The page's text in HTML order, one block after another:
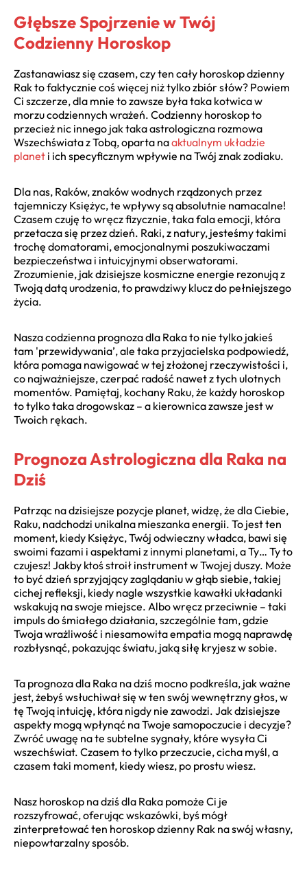
Głębsze Spojrzenie w Twój
Codzienny Horoskop
Zastanawiasz się czasem, czy ten cały horoskop dzienny
Rak to faktycznie coś więcej niż tylko zbiór słów? Powiem
Ci szczerze, dla mnie to zawsze była taka kotwica w
morzu codziennych wrażeń. Codzienny horoskop to
przecież nic innego jak taka astrologiczna rozmowa
Wszechświata z Tobą, oparta naaktualnym układzie
planet i ich specyficznym wpływie na Twój znak zodiaku.
Dla nas, Raków, znaków wodnych rządzonych przez
tajemniczy Księżyc, te wpływy są absolutnie namacalne!
Czasem czuję to wręcz fizycznie, taka fala emocji, która
przetacza się przez dzień. Raki, z natury, jesteśmy takimi
trochę domatorami, emocjonalnymi poszukiwaczami
bezpieczeństwa i intuicyjnymi obserwatorami.
Zrozumienie, jak dzisiejsze kosmiczne energie rezonują z
Twoją datą urodzenia, to prawdziwy klucz do pełniejszego
życia.
Nasza codzienna prognoza dla Raka to nie tylko jakieś
tam 'przewidywania’, ale taka przyjacielska podpowiedź,
która pomaga nawigować w tej złożonej rzeczywistości i,
co najważniejsze, czerpać radość nawet z tych ulotnych
momentów. Pamiętaj, kochany Raku, że każdy horoskop
to tylko taka drogowskaz – a kierownica zawsze jest w
Twoich rękach.
Prognoza Astrologiczna dla Raka na
Dziś
Patrząc na dzisiejsze pozycje planet, widzę, że dla Ciebie,
Raku, nadchodzi unikalna mieszanka energii. To jest ten
moment, kiedy Księżyc, Twój odwieczny władca, bawi się
swoimi fazami i aspektami z innymi planetami, a Ty… Ty to
czujesz! Jakby ktoś stroił instrument w Twojej duszy. Może
to być dzień sprzyjający zaglądaniu w głąb siebie, takiej
cichej refleksji, kiedy nagle wszystkie kawałki układanki
wskakują na swoje miejsce. Albo wręcz przeciwnie – taki
impuls do śmiałego działania, szczególnie tam, gdzie
Twoja wrażliwość i niesamowita empatia mogą naprawdę
rozbłysnąć, pokazując światu, jaką siłę kryjesz w sobie.
Ta prognoza dla Raka na dziś mocno podkreśla, jak ważne
jest, żebyś wsłuchiwał się w ten swój wewnętrzny głos, w
tę Twoją intuicję, która nigdy nie zawodzi. Jak dzisiejsze
aspekty mogą wpłynąć na Twoje samopoczucie i decyzje?
Zwróć uwagę na te subtelne sygnały, które wysyła Ci
wszechświat. Czasem to tylko przeczucie, cicha myśl, a
czasem taki moment, kiedy wiesz, po prostu wiesz.
Nasz horoskop na dziś dla Raka pomoże Ci je
rozszyfrować, oferując wskazówki, byś mógł
zinterpretować ten horoskop dzienny Rak na swój własny,
niepowtarzalny sposób.